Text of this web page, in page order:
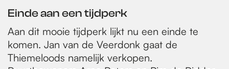
Einde aan een tijdperk
Aan dit mooie tijdperk lijkt nu een einde te
komen. Jan van de Veerdonk gaat de
Thiemeloods namelijk verkopen.